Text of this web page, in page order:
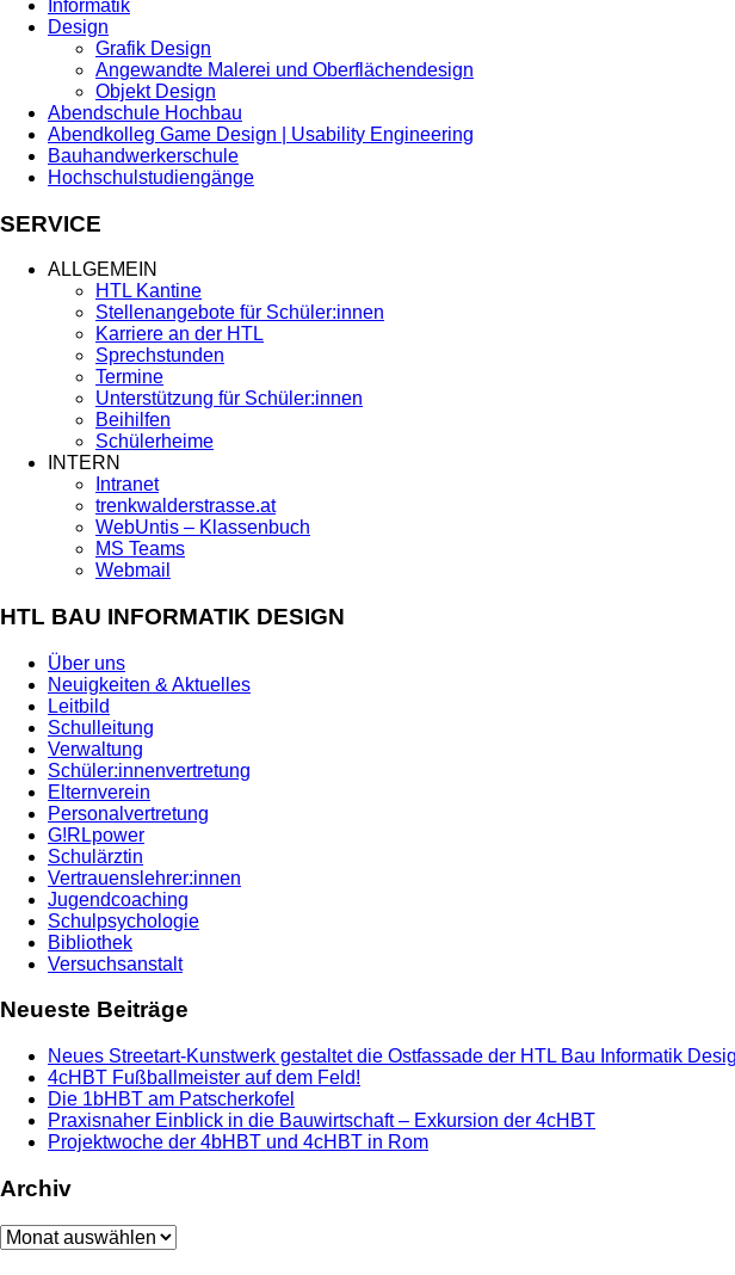
Informatik
Design
Grafik Design
Angewandte Malerei und Oberflächendesign
Objekt Design
Abendschule Hochbau
Abendkolleg Game Design | Usability Engineering
Bauhandwerkerschule
Hochschulstudiengänge
SERVICE
ALLGEMEIN
HTL Kantine
Stellenangebote für Schüler:innen
Karriere an der HTL
Sprechstunden
Termine
Unterstützung für Schüler:innen
Beihilfen
Schülerheime
INTERN
Intranet
trenkwalderstrasse.at
WebUntis – Klassenbuch
MS Teams
Webmail
HTL BAU INFORMATIK DESIGN
Über uns
Neuigkeiten & Aktuelles
Leitbild
Schulleitung
Verwaltung
Schüler:innenvertretung
Elternverein
Personalvertretung
G!RLpower
Schulärztin
Vertrauenslehrer:innen
Jugendcoaching
Schulpsychologie
Bibliothek
Versuchsanstalt
Neueste Beiträge
Neues Streetart-Kunstwerk gestaltet die Ostfassade der HTL Bau Informatik
4cHBT Fußballmeister auf dem Feld!
Die 1bHBT am Patscherkofel
Praxisnaher Einblick in die Bauwirtschaft – Exkursion der 4cHBT
Projektwoche der 4bHBT und 4cHBT in Rom
Archiv
Archiv